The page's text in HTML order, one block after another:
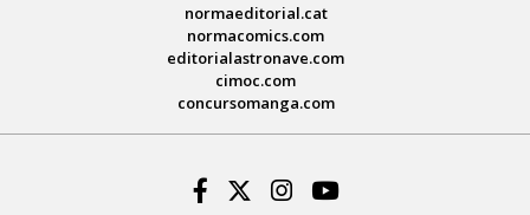
normaeditorial.cat
normacomics.com
editorialastronave.com
cimoc.com
concursomanga.com
Facebook
Twitter
Instagram
Youtube